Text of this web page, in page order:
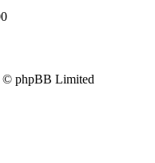
© phpBB Limited